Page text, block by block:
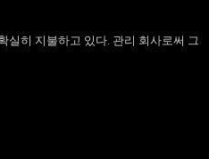
실히 지불하고 있다. 관리 회사로써 그